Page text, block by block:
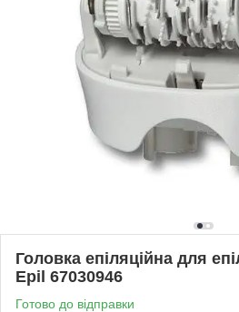
Головка епіляційна для
Epil 67030946
Готово до відправки